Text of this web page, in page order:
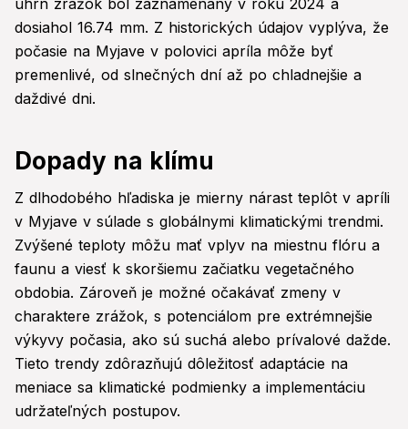
úhrn zrážok bol zaznamenaný v roku 2024 a
dosiahol 16.74 mm. Z historických údajov vyplýva, že
počasie na Myjave v polovici apríla môže byť
premenlivé, od slnečných dní až po chladnejšie a
daždivé dni.
Dopady na klímu
Z dlhodobého hľadiska je mierny nárast teplôt v apríli
v Myjave v súlade s globálnymi klimatickými trendmi.
Zvýšené teploty môžu mať vplyv na miestnu flóru a
faunu a viesť k skoršiemu začiatku vegetačného
obdobia. Zároveň je možné očakávať zmeny v
charaktere zrážok, s potenciálom pre extrémnejšie
výkyvy počasia, ako sú suchá alebo prívalové dažde.
Tieto trendy zdôrazňujú dôležitosť adaptácie na
meniace sa klimatické podmienky a implementáciu
udržateľných postupov.